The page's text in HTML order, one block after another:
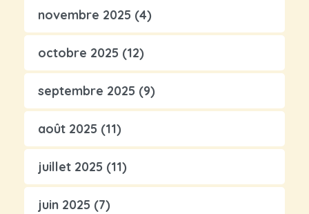
novembre 2025 (4)
octobre 2025 (12)
septembre 2025 (9)
août 2025 (11)
juillet 2025 (11)
juin 2025 (7)